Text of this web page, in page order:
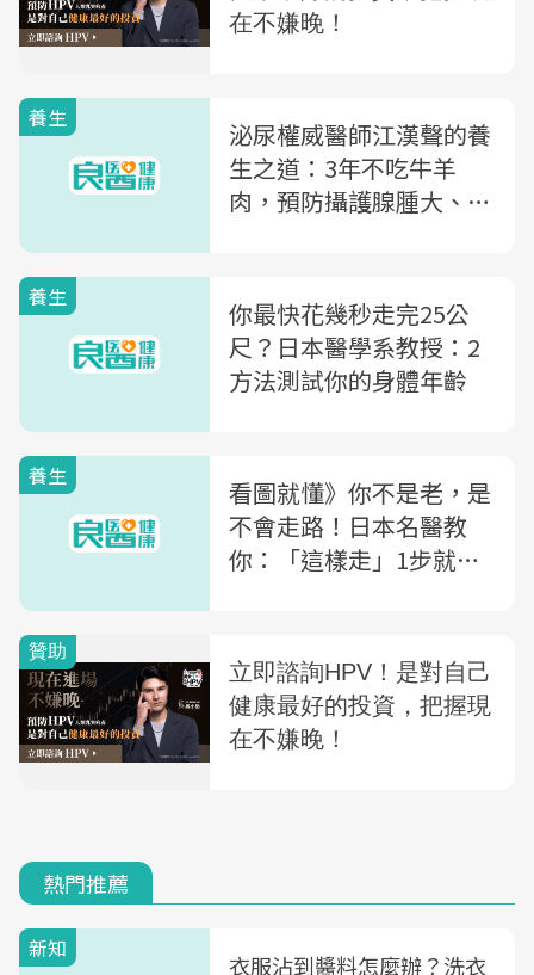
養生
泌尿權威醫師江漢聲的養
生之道：3年不吃牛羊
肉，預防攝護腺腫大、直
養生
你最快花幾秒走完25公
尺？日本醫學系教授：2
方法測試你的身體年齡
養生
看圖就懂》你不是老，是
不會走路！日本名醫教
你：「這樣走」1步就有6
熱門推薦
新知
衣服沾到醬料怎麼辦？洗衣